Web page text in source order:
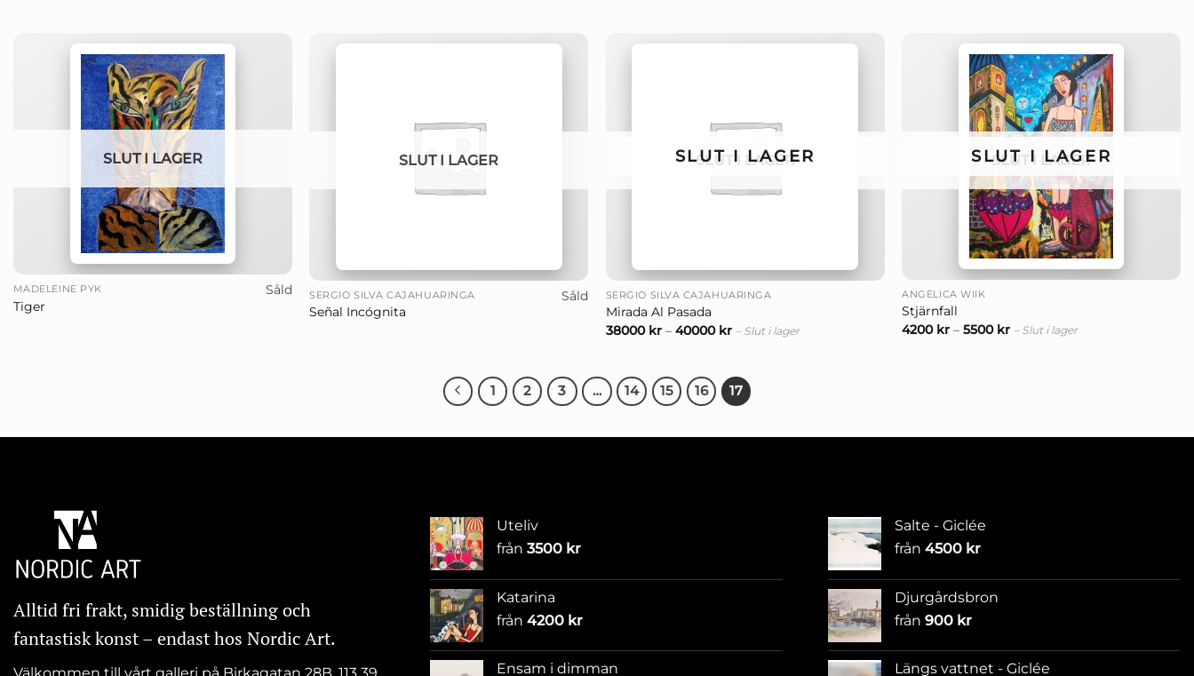
SLUT I LAGER
MADELEINE PYK
Tiger
Såld
+
SLUT I LAGER
SERGIO SILVA CAJAHUARINGA
Señal Incógnita
Såld
+
SLUT I LAGER
SLUT I LAGER
SERGIO SILVA CAJAHUARINGA
Mirada Al Pasada
38000 kr– 40000 kr – Slut i lager
SLUT I LAGER
SLUT I LAGER
ANGELICA WIIK
Stjärnfall
4200 kr –5500 kr – Slut i lager
1 2 3 … 14 15 16 17
Alltid fri frakt, smidig beställning och
fantastisk konst – endast hos Nordic Art.
Välkommen till vårt galleri på Birkagatan 28B, 113 39
Uteliv
från 3500 kr
Katarina
från 4200 kr
Ensam i dimman
Salte - Giclée
från 4500 kr
Djurgårdsbron
från 900 kr
Längs vattnet - Giclée